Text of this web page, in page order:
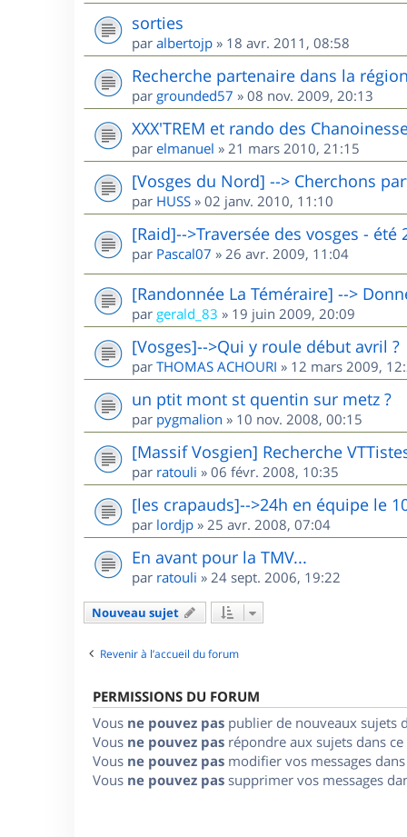
sorties
par albertojp » 18 avr. 2011, 08:58
Recherche partenaire dans la
par grounded57 » 08 nov. 2009, 20:13
XXX'TREM et rando des
par elmanuel » 21 mars 2010, 21:15
[Vosges du Nord] --> Cherchons
par HUSS » 02 janv. 2010, 11:10
[Raid]-->Traversée des vosges - été
par Pascal07 » 26 avr. 2009, 11:04
[Randonnée La Téméraire] -->
par gerald_83 » 19 juin 2009, 20:09
[Vosges]-->Qui y roule début avril ?
par THOMAS ACHOURI » 12 mars 2009,
un ptit mont st quentin sur metz ?
par pygmalion » 10 nov. 2008, 00:15
[Massif Vosgien] Recherche
par ratouli » 06 févr. 2008, 10:35
[les crapauds]-->24h en équipe le
par lordjp » 25 avr. 2008, 07:04
En avant pour la TMV...
par ratouli » 24 sept. 2006, 19:22
Nouveau sujet
Revenir à l’accueil du forum
PERMISSIONS DU FORUM
Vous ne pouvez pas publier de nouveaux sujets
Vous ne pouvez pas répondre aux sujets dans
Vous ne pouvez pas modifier vos messages
Vous ne pouvez pas supprimer vos messages